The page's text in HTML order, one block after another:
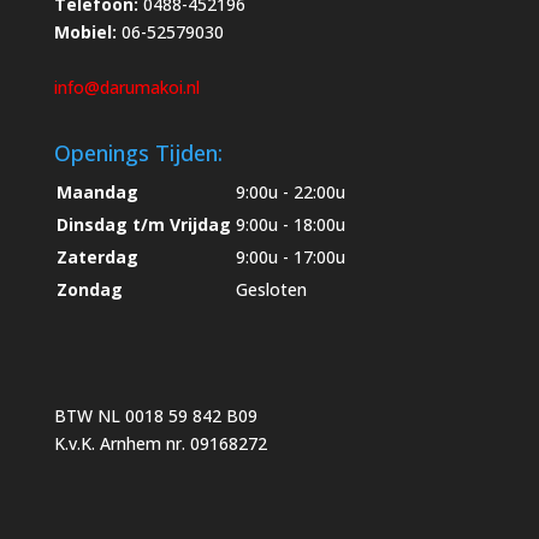
Mobiel: 06-52579030
info@darumakoi.nl
Openings Tijden:
Maandag
9:00u - 22:00u
Dinsdag t/m Vrijdag 9:00u - 18:00u
Zaterdag
9:00u - 17:00u
Zondag
Gesloten
BTW NL 0018 59 842 B09
K.v.K. Arnhem nr. 09168272